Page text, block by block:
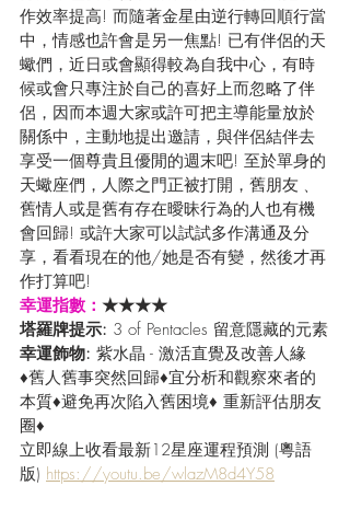
作效率提高! 而隨著金星由逆行轉回順行當
中，情感也許會是另一焦點! 已有伴侶的天
蠍們，近日或會顯得較為自我中心，有時
候或會只專注於自己的喜好上而忽略了伴
侶，因而本週大家或許可把主導能量放於
關係中，主動地提出邀請，與伴侶結伴去
享受一個尊貴且優閒的週末吧! 至於單身的
天蠍座們，人際之門正被打開，舊朋友﹑
舊情人或是舊有存在曖昧行為的人也有機
會回歸! 或許大家可以試試多作溝通及分
享，看看現在的他/她是否有變，然後才再
作打算吧!
幸運指數： ★★★★
塔羅牌提示: 3 of Pentacles 留意隱藏的元素
幸運飾物: 紫水晶 - 激活直覺及改善人緣
♦舊人舊事突然回歸♦宜分析和觀察來者的
本質♦避免再次陷入舊困境♦ 重新評估朋友
圈♦
立即線上收看最新12星座運程預測 (粵語
版) https://youtu.be/wlazM8d4Y58